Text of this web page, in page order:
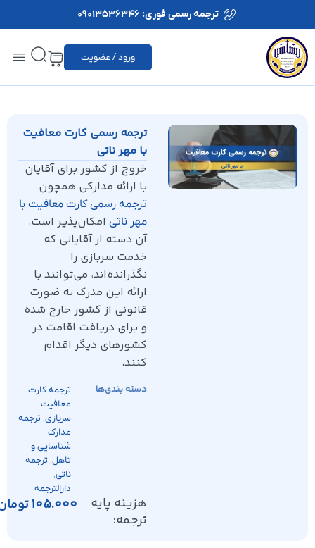
ترجمه رسمی فوری: 09013536346
ورود / عضویت
ترجمه رسمی کارت معافیت
با مهر ناتی
خروج از کشور برای آقایان
با ارائه مدارکی همچون
ترجمه رسمی کارت معافیت با
مهر ناتیامکان‌پذیر است.
آن دسته از آقایانی که
خدمت سربازی را
نگذرانده‌اند، می‌توانند با
ارائه این مدرک به ضورت
قانونی از کشور خارج شده
و برای دریافت اقامت در
کشورهای دیگر اقدام
کنند.
دسته بندی‌ها
ترجمه کارت
معافیت
سربازی, ترجمه
مدارک
شناسایی و
تاهل, ترجمه
ناتی,
دارالترجمه
هزینه پایه
ترجمه:
105.000 تومان